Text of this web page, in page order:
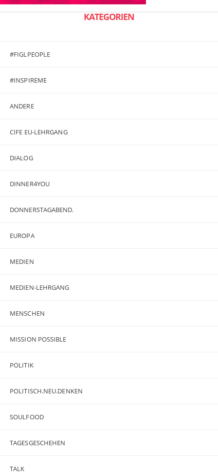
KATEGORIEN
#FIGLPEOPLE
#INSPIREME
ANDERE
CIFE EU-LEHRGANG
DIALOG
DINNER4YOU
DONNERSTAGABEND.
EUROPA
MEDIEN
MEDIEN-LEHRGANG
MENSCHEN
MISSION POSSIBLE
POLITIK
POLITISCH.NEU.DENKEN
SOULFOOD
TAGESGESCHEHEN
TALK